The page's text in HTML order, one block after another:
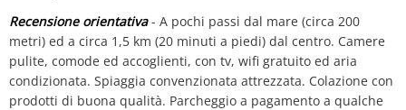
Recensione orientativa- A pochi passi dal mare (circa 200
metri) ed a circa 1,5 km (20 minuti a piedi) dal centro. Camere
pulite, comode ed accoglienti, con tv, wifi gratuito ed aria
condizionata. Spiaggia convenzionata attrezzata. Colazione con
prodotti di buona qualità. Parcheggio a pagamento a qualche